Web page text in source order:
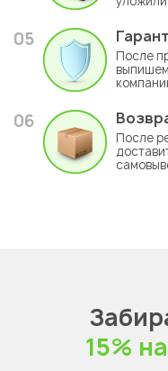
05
После
06
После
15%